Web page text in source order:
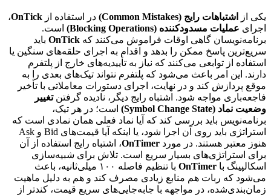
یکی از اشتباهات رایج (Common Mistakes) در استفاده از OnTick،
اجرای عملیات مسدودکننده (Blocking Operations)
است.
برنامه‌نویسان گاهی اوقات فراموش می‌کنند که OnTick باید
سریع‌ترین پاسخ ممکن را بدهد و اقدام به اجرای حلقه‌های سنگین یا
استفاده از توابعی می‌کنند که نیاز به تأییدیه‌های خارج از پلتفرم
دارند. این امر باعث می‌شود که پلتفرم نتواند تیک‌های بعدی را به
موقع پردازش کند و در نهایت، اجرای دستورات معاملاتی با تأخیر
فاجعه‌باری مواجه شود. اشتباه رایج دیگر، نادیده گرفتنتغییر
وضعیت نماد (Symbol Change State)
است؛ در هر تیک،
برنامه‌نویس باید بررسی کند که آیا نماد فعلی همان نمادی است که
استراتژی باید روی آن اجرا شود، یا اینکه آیا قیمت‌های Bid و Ask
هنوز معتبر هستند. در مورد OnTimer، اشتباه رایج استفاده از آن
برای استراتژی‌های بسیار سریع است. تلاش برای شبیه‌سازی
اسکالپینگ با OnTimer
با تنظیم فاصله ۱۰۰ میلی‌ثانیه، باعث
می‌شود که ربات هم منابع زیادی مصرف کند و هم به دلیل ماهیت
زمان‌بندی‌شده، در مواجهه با جابه‌جایی‌های سریع قیمت، کندتر از